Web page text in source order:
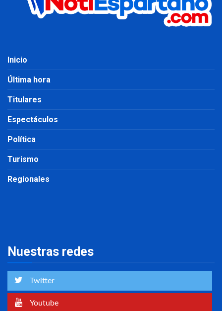
Inicio
Última hora
Titulares
Espectáculos
Política
Turismo
Regionales
Nuestras redes
Twitter
Youtube